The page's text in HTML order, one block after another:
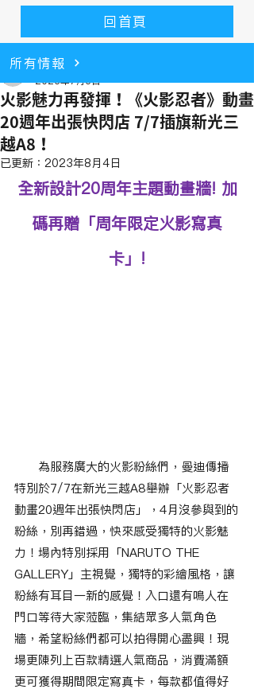
回首頁
火影魅力再發揮！《火影忍者》動畫
20週年出張快閃店 7/7插旗新光三
越A8！
alice9166
2023年7月3日
已更新： 2023年8月4日
全新設計20周年主題動畫牆! 加
碼再贈「周年限定火影寫真
卡」!
為服務廣大的火影粉絲們，曼迪傳播
特別於7/7在新光三越A8舉辦「火影忍者
動畫20週年出張快閃店」，4月沒參與到的
粉絲，別再錯過，快來感受獨特的火影魅
力！場內特別採用「NARUTO THE
GALLERY」主視覺，獨特的彩繪風格，讓
粉絲有耳目一新的感覺！入口還有鳴人在
門口等待大家蒞臨，集結眾多人氣角色
牆，希望粉絲們都可以拍得開心盡興！現
場更陳列上百款精選人氣商品，消費滿額
更可獲得期間限定寫真卡，每款都值得好
所有情報